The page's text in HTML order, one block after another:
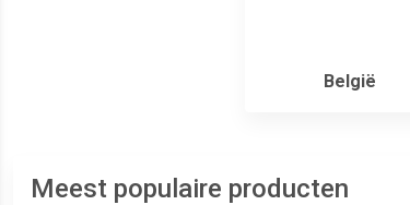
België
Meest populaire producten